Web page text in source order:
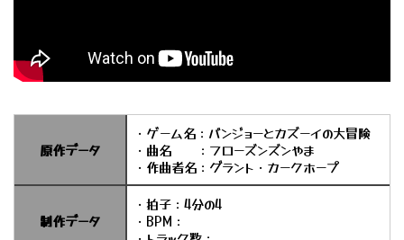
原作データ
・ゲーム名：バンジョーとカズーイの大冒険
・曲名 ：フローズンズンやま
・作曲者名：グラント・カークホープ
制作データ
・拍子：4分の4
・BPM：